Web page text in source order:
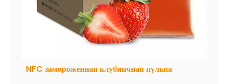
NFC замороженная клубничная пульпа